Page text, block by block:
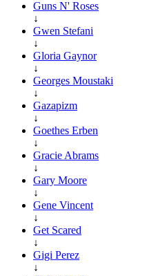
Guns N' Roses
↓
Gwen Stefani
↓
Gloria Gaynor
↓
Georges Moustaki
↓
Gazapizm
↓
Goethes Erben
↓
Gracie Abrams
↓
Gary Moore
↓
Gene Vincent
↓
Get Scared
↓
Gigi Perez
↓